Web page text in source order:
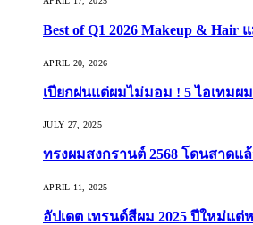
Best of Q1 2026 Makeup &
APRIL 20, 2026
เปียกฝนแต่ผมไม่มอม ! 5 ไอเทมผ
JULY 27, 2025
ทรงผมสงกรานต์ 2568 โดนสาดแล้
APRIL 11, 2025
อัปเดต เทรนด์สีผม 2025 ปีใหม่แต่